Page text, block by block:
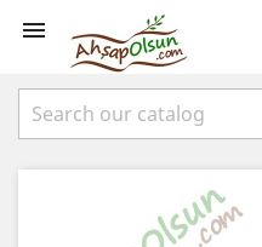
